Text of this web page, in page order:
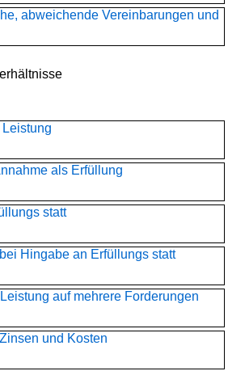
abweichende Vereinbarungen und
als Erfüllung
statt
Hingabe an Erfüllungs statt
auf mehrere Forderungen
und Kosten